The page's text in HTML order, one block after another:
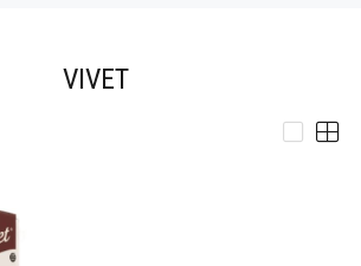
VIVET